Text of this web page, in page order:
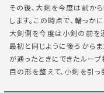
その後、大剣を今度は前か
します。この時点で、輪っ
大剣側を今度は小剣の前を通
最初と同じように後ろから
が通ったときにできたルー
目の形を整えて、小剣を引